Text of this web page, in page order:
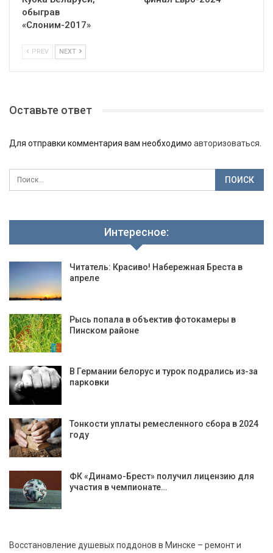
обыграв
«Слоним-2017»
PREV NEXT
Оставьте ответ
Для отправки комментария вам необходимо авторизоваться
Интересное:
Читатель: Красиво! Набережная Бреста в
апреле
Рысь попала в объектив фотокамеры в
Пинском районе
В Германии белорус и турок подрались из-за
парковки
Тонкости уплаты ремесленного сбора в 2024
году
ФК «Динамо-Брест» получил лицензию для
участия в чемпионате…
Восстановление душевых поддонов в Минске – ремонт и